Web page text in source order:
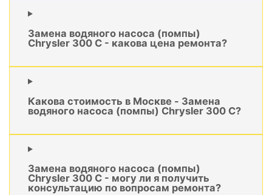
Замена водяного насоса (помпы)
Chrysler 300 C - какова цена ремонта?
Какова стоимость в Москве - Замена
водяного насоса (помпы) Chrysler 300 C?
Замена водяного насоса (помпы)
Chrysler 300 C - могу ли я получить
консультацию по вопросам ремонта?